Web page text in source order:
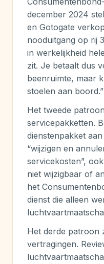
december 2024
en Gotogate
nooduitgang op rij
in werkelijkheid
zit. Je betaalt dus
beenruimte, maar
stoelen aan boord.”
Het tweede
servicepakketten.
dienstenpakket
“wijzigen en
servicekosten”,
niet wijzigbaar of
het
dienst die alleen
Het derde patroon
vertragingen.